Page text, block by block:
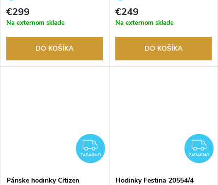
rokov. Až 100 dní na vrátenie
tovaru. Autorizovaný predajca.
€299
Na externom sklade
DO KOŠÍKA
rokov. Až 100 dní na vrátenie
tovaru. Autorizovaný predajca.
€249
Na externom sklade
DO KOŠÍKA
ZADARMO
ZADARMO
Pánske hodinky Citizen
ZADARMO
Hodinky Festina 20554/4